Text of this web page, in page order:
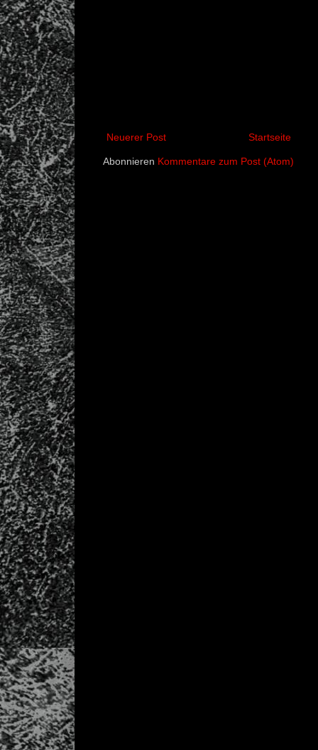
Neuerer Post Startseite
Abonnieren Kommentare zum Post (Atom)